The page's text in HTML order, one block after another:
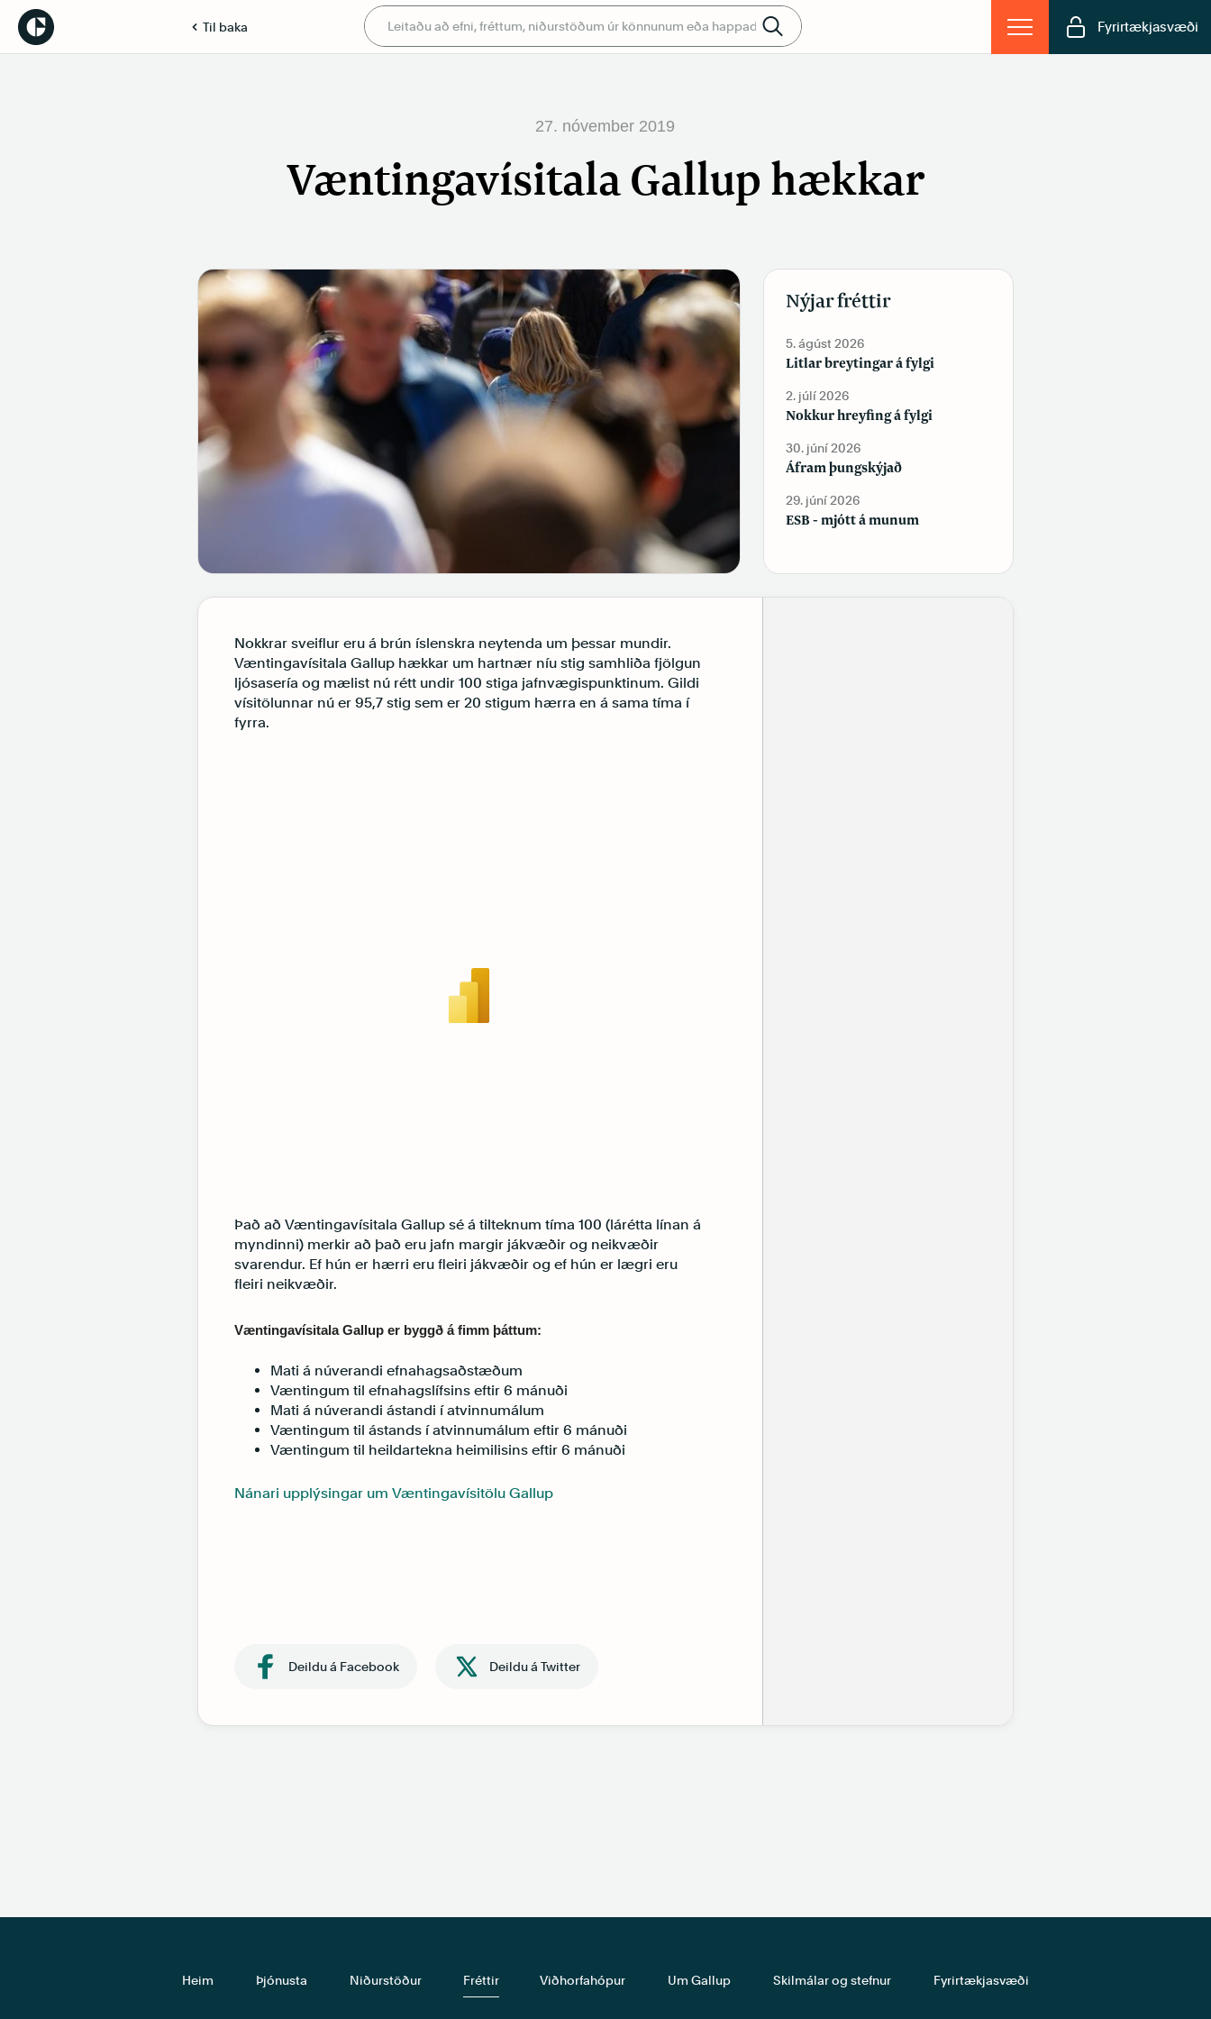
Til baka Fyrirtækjasvæði
27. nóvember 2019
Væntingavísitala Gallup hækkar
Nýjar fréttir
5. ágúst 2026
Litlar breytingar á fylgi
2. júlí 2026
Nokkur hreyfing á fylgi
30. júní 2026
Áfram þungskýjað
29. júní 2026
ESB - mjótt á munum
Nokkrar sveiflur eru á brún íslenskra neytenda um þessar mundir.
Væntingavísitala Gallup hækkar um hartnær níu stig samhliða fjölgun
ljósasería og mælist nú rétt undir 100 stiga jafnvægispunktinum. Gildi
vísitölunnar nú er 95,7 stig sem er 20 stigum hærra en á sama tíma í
fyrra.
Það að Væntingavísitala Gallup sé á tilteknum tíma 100 (lárétta línan á
myndinni) merkir að það eru jafn margir jákvæðir og neikvæðir
svarendur. Ef hún er hærri eru fleiri jákvæðir og ef hún er lægri eru
fleiri neikvæðir.
Væntingavísitala Gallup er byggð á fimm þáttum:
Mati á núverandi efnahagsaðstæðum
Væntingum til efnahagslífsins eftir 6 mánuði
Mati á núverandi ástandi í atvinnumálum
Væntingum til ástands í atvinnumálum eftir 6 mánuði
Væntingum til heildartekna heimilisins eftir 6 mánuði
Nánari upplýsingar um Væntingavísitölu Gallup
Deildu á Facebook Deildu á Twitter
Heim Þjónusta Niðurstöður Fréttir Viðhorfahópur Um Gallup Skilmálar og stefnur Fyrirtækjasvæði